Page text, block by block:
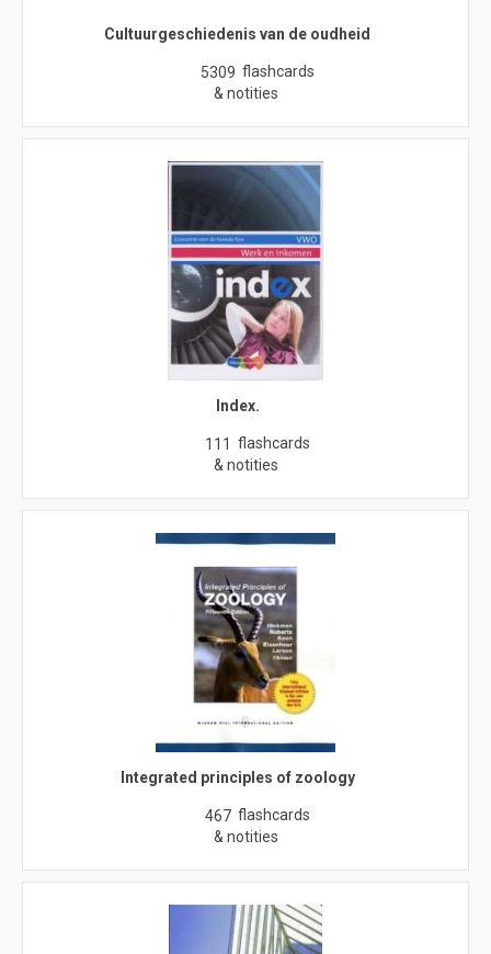
Cultuurgeschiedenis van de oudheid
5309 flashcards
& notities
Index.
111 flashcards
& notities
Integrated principles of zoology
467 flashcards
& notities